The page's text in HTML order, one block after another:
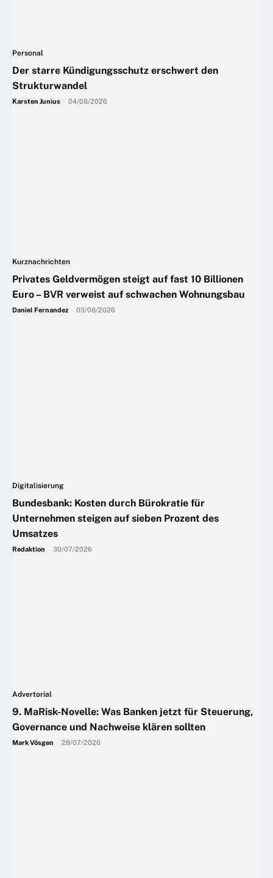
Personal
Der starre Kündigungsschutz erschwert den
Strukturwandel
Karsten Junius 04/08/2026
Kurznachrichten
Privates Geldvermögen steigt auf fast 10 Billionen
Euro – BVR verweist auf schwachen Wohnungsbau
Daniel Fernandez 03/08/2026
Digitalisierung
Bundesbank: Kosten durch Bürokratie für
Unternehmen steigen auf sieben Prozent des
Umsatzes
Redaktion 30/07/2026
Advertorial
9. MaRisk-Novelle: Was Banken jetzt für Steuerung,
Governance und Nachweise klären sollten
Mark Vösgen 29/07/2026